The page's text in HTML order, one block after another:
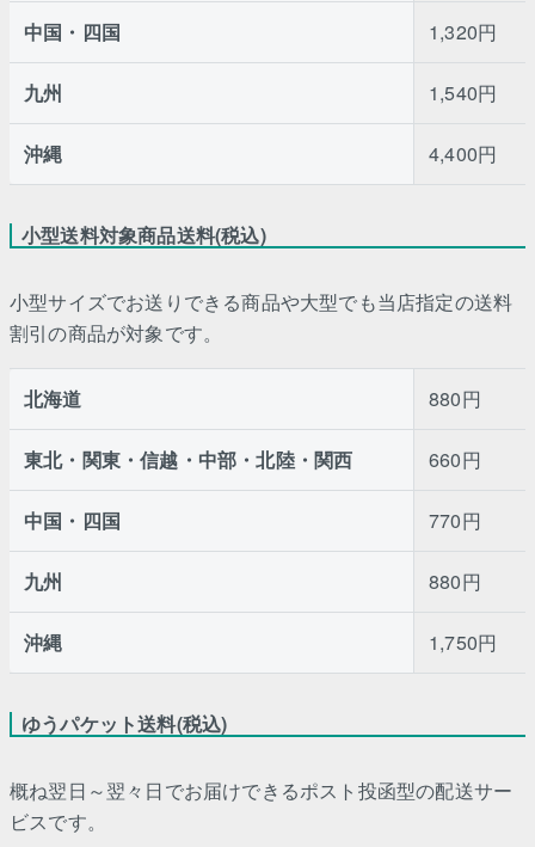
中国・四国 1,320円
九州 1,540円
沖縄 4,400円
小型送料対象商品送料(税込)
小型サイズでお送りできる商品や大型でも当店指定の送料
割引の商品が対象です。
北海道 880円
東北・関東・信越・中部・北陸・関西 660円
中国・四国 770円
九州 880円
沖縄 1,750円
ゆうパケット送料(税込)
概ね翌日～翌々日でお届けできるポスト投函型の配送サー
ビスです。